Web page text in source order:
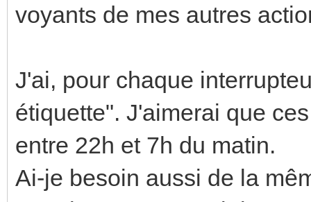
voyants de mes autres
J'ai, pour chaque
étiquette". J'aimerai que
entre 22h et 7h du matin.
Ai-je besoin aussi de la